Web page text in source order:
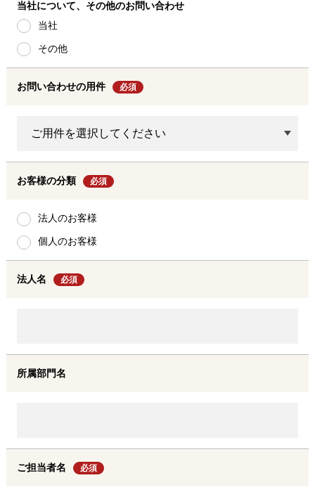
当社について、その他のお問い合わせ
当社
その他
お問い合わせの用件 必須
お客様の分類 必須
法人のお客様
個人のお客様
法人名 必須
所属部門名
ご担当者名 必須